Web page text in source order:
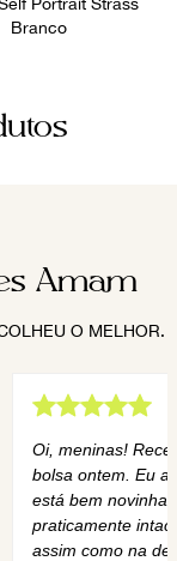
Portrait Strass
Branco
Amam
O MELHOR.
Oi, meninas!
bolsa ontem. Eu
está bem novinha,
praticamente
assim como na